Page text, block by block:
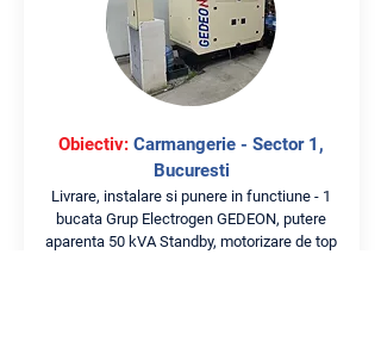
Obiectiv: Carmangerie - Sector 1,
Bucuresti
Livrare, instalare si punere in functiune - 1
bucata Grup Electrogen GEDEON, putere
aparenta 50 kVA Standby, motorizare de top